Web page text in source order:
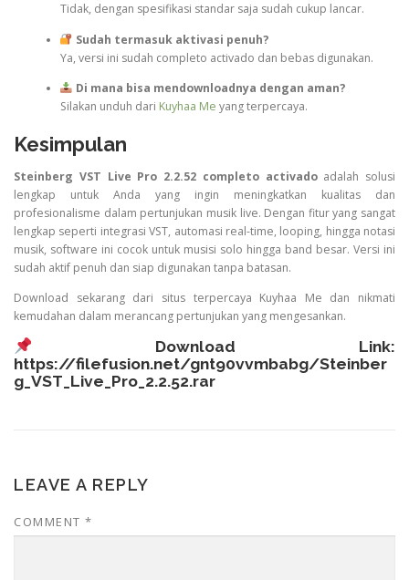
Tidak, dengan spesifikasi standar saja sudah cukup lancar.
Sudah termasuk aktivasi penuh?
Ya, versi ini sudah completo activado dan bebas digunakan.
Di mana bisa mendownloadnya dengan aman?
Silakan unduh dari Kuyhaa Me yang terpercaya.
Kesimpulan
Steinberg VST Live Pro 2.2.52 completo activadoadalah solusi
lengkap untuk Anda yang ingin meningkatkan kualitas dan
profesionalisme dalam pertunjukan musik live. Dengan fitur yang sangat
lengkap seperti integrasi VST, automasi real-time, looping, hingga notasi
musik, software ini cocok untuk musisi solo hingga band besar. Versi ini
sudah aktif penuh dan siap digunakan tanpa batasan.
Download sekarang dari situs terpercaya Kuyhaa Me dan nikmati
kemudahan dalam merancang pertunjukan yang mengesankan.
Download Link:
https://filefusion.net/gnt90vvmbabg/Steinber
g_VST_Live_Pro_2.2.52.rar
LEAVE A REPLY
COMMENT *